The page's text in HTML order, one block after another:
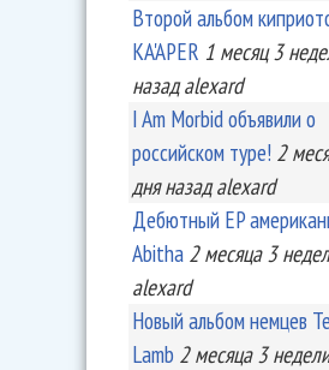
Второй альбом
KA'APER 1 месяц 3
назад alexard
I Am Morbid объявили о
российском туре! 2
дняназад alexard
Дебютный EP
Abitha 2 месяца 3
alexard
Новый альбом немцев
Lamb 2 месяца 3 недели